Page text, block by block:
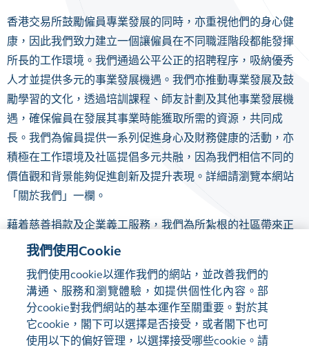
香港交易所鼓勵僱員專業發展的同時，亦重視他們的身心健
康，因此我們致力建立一個讓僱員在不同職涯階段都能發揮
所長的工作環境。我們通過公平公正的招聘程序，吸納優秀
人才並提供多元的事業發展機遇。我們亦推動專業發展及鼓
勵學習的文化，透過培訓課程、師友計劃及其他事業發展機
遇，確保僱員在發展其事業時能獲取所需的資源，共同成
長。我們為僱員提供一系列促進身心及財務健康的活動，亦
積極在工作環境及社區提倡多元共融，因為我們相信不同的
價值觀和背景能夠促進創新及提升表現。詳細請瀏覽本網站
「關於我們」 一欄。
藉着慈善捐款及企業義工服務，我們為所紮根的社區帶來正
面而深遠的改變，締造更美好的未來，共創繁榮。作為香港
區網絡，為社區帶來長遠影響，創造更美好的未來。
我們使用Cookie
我們使用cookie以運作我們的網站，並改善我們的
溝通、服務和瀏覽體驗，如提供個性化內容。部
分cookie對我們網站的基本運作至關重要。對於其
它cookie，閣下可以選擇是否接受，或者閣下也可
使用以下的偏好管理，以選擇接受哪些cookie。請